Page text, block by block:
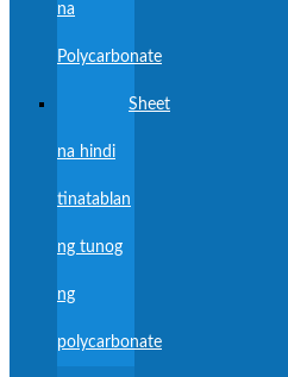
na
Polycarbonate
Sheet
na hindi
tinatablan
ng tunog
ng
polycarbonate